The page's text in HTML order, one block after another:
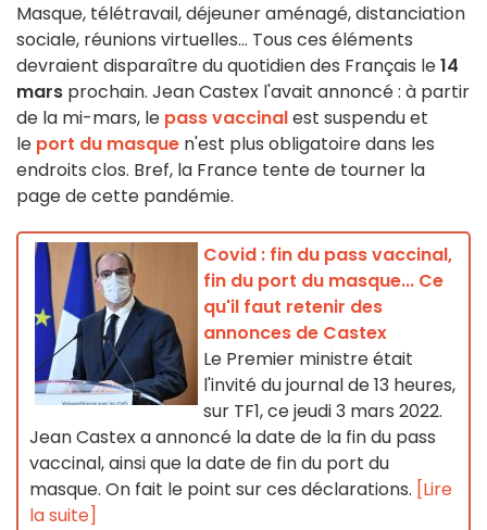
Masque, télétravail, déjeuner aménagé, distanciation
sociale, réunions virtuelles... Tous ces éléments
devraient disparaître du quotidien des Français le14
mars prochain. Jean Castex l'avait annoncé : à partir
de la mi-mars, le pass vaccinalest suspendu et
le port du masque n'est plus obligatoire dans les
endroits clos. Bref, la France tente de tourner la
page de cette pandémie.
Covid : fin du pass vaccinal,
fin du port du masque... Ce
qu'il faut retenir des
annonces de Castex
Le Premier ministre était
l'invité du journal de 13 heures,
sur TF1, ce jeudi 3 mars 2022.
Jean Castex a annoncé la date de la fin du pass
vaccinal, ainsi que la date de fin du port du
masque. On fait le point sur ces déclarations. [Lire
la suite]